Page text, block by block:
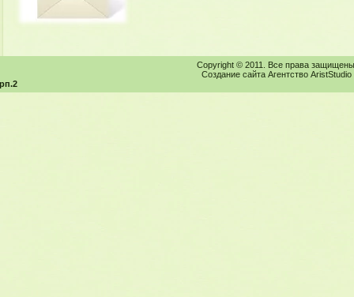
Copyright © 2011. Все права
Создание сайта Агентство AristStudio